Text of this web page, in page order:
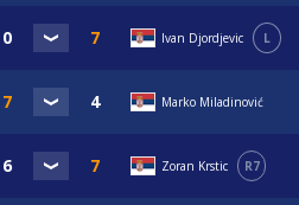
Ivan Djordjevic L
Marko Miladinović
Zoran Krstic R7